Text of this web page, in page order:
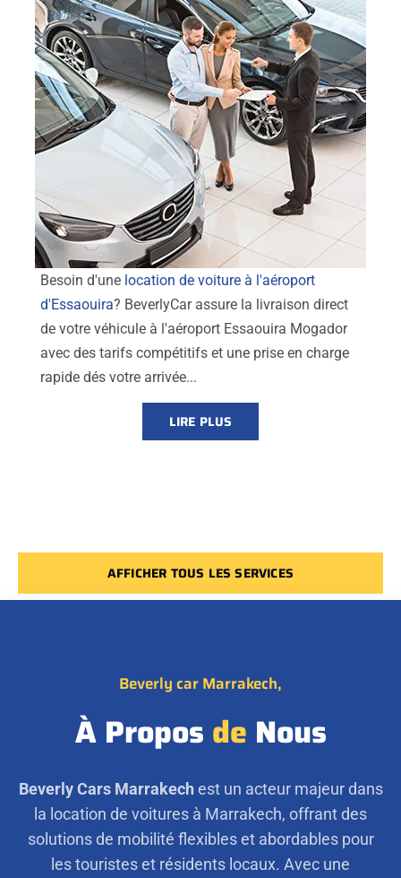
Besoin d'une location de voiture à l'aéroport
d'Essaouira? BeverlyCar assure la livraison direct
de votre véhicule à l'aéroport Essaouira Mogador
avec des tarifs compétitifs et une prise en charge
rapide dés votre arrivée...
LIRE PLUS
AFFICHER TOUS LES SERVICES
Beverly car Marrakech,
À Propos de Nous
Beverly Cars Marrakechest un acteur majeur dans
la location de voitures à Marrakech, offrant des
solutions de mobilité flexibles et abordables pour
les touristes et résidents locaux. Avec une